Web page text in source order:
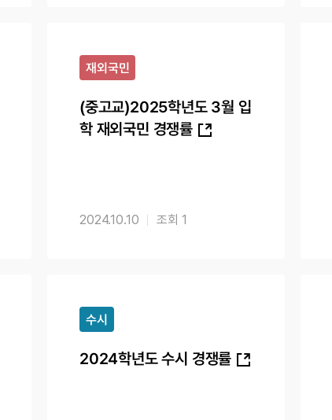
재외국민
(중고교)2025학년도 3월 입
학 재외국민 경쟁률
2024.10.10 1
수시
2024학년도 수시 경쟁률